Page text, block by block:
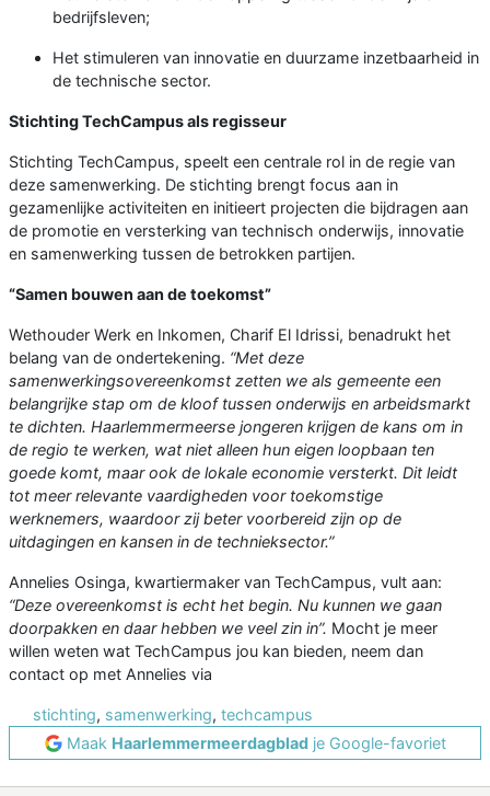
bedrijfsleven;
Het stimuleren van innovatie en duurzame inzetbaarheid in
de technische sector.
Stichting TechCampus als regisseur
Stichting TechCampus, speelt een centrale rol in de regie van
deze samenwerking. De stichting brengt focus aan in
gezamenlijke activiteiten en initieert projecten die bijdragen aan
de promotie en versterking van technisch onderwijs, innovatie
en samenwerking tussen de betrokken partijen.
“Samen bouwen aan de toekomst”
Wethouder Werk en Inkomen, Charif El Idrissi, benadrukt het
belang van de ondertekening. “Met deze
samenwerkingsovereenkomst zetten we als gemeente een
belangrijke stap om de kloof tussen onderwijs en arbeidsmarkt
te dichten. Haarlemmermeerse jongeren krijgen de kans om in
de regio te werken, wat niet alleen hun eigen loopbaan ten
goede komt, maar ook de lokale economie versterkt. Dit leidt
tot meer relevante vaardigheden voor toekomstige
werknemers, waardoor zij beter voorbereid zijn op de
uitdagingen en kansen in de technieksector.”
Annelies Osinga, kwartiermaker van TechCampus, vult aan:
“Deze overeenkomst is echt het begin. Nu kunnen we gaan
doorpakken en daar hebben we veel zin in”. Mocht je meer
willen weten wat TechCampus jou kan bieden, neem dan
contact op met Annelies via
stichting, samenwerking, techcampus
Maak Haarlemmermeerdagbladje Google-favoriet